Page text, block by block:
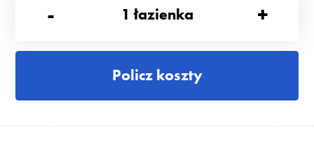
- 1 łazienka +
Policz koszty